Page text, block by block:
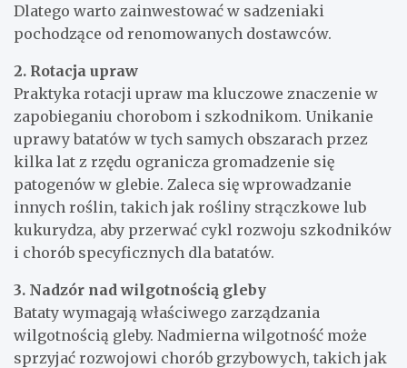
Dlatego warto zainwestować w sadzeniaki
pochodzące od renomowanych dostawców.
2. Rotacja upraw
Praktyka rotacji upraw ma kluczowe znaczenie w
zapobieganiu chorobom i szkodnikom. Unikanie
uprawy batatów w tych samych obszarach przez
kilka lat z rzędu ogranicza gromadzenie się
patogenów w glebie. Zaleca się wprowadzanie
innych roślin, takich jak rośliny strączkowe lub
kukurydza, aby przerwać cykl rozwoju szkodników
i chorób specyficznych dla batatów.
3. Nadzór nad wilgotnością gleby
Bataty wymagają właściwego zarządzania
wilgotnością gleby. Nadmierna wilgotność może
sprzyjać rozwojowi chorób grzybowych, takich jak